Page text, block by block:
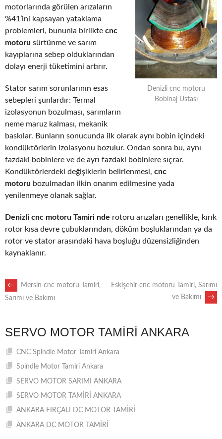
Denizli cnc motoru
Bobinaj Ustası
motorlarında görülen arızaların
%41’ini kapsayan yataklama
problemleri, bununla birlikte cnc
motoru sürtünme ve sarım
kayıplarına sebep olduklarından
dolayı enerji tüketimini artırır.
Stator sarım sorunlarının esas
sebepleri şunlardır: Termal
izolasyonun bozulması, sarımların
neme maruz kalması, mekanik
baskılar. Bunların sonucunda ilk olarak aynı bobin içindeki
kondüktörlerin izolasyonu bozulur. Ondan sonra bu, aynı
fazdaki bobinlere ve de ayrı fazdaki bobinlere sıçrar.
Kondüktörlerdeki değişiklerin belirlenmesi, cnc
motoru bozulmadan ilkin onarım edilmesine yada
yenilenmeye olanak sağlar.
Denizli cnc motoru Tamiri nde rotoru arızaları genellikle, kırık
rotor kısa devre çubuklarından, döküm boşluklarından ya da
rotor ve stator arasındaki hava boşluğu düzensizliğinden
kaynaklanır.
POST
←
Mersin cnc motoru Tamiri,
Sarımı ve Bakımı
Eskişehir cnc motoru Tamiri, Sarımı
ve Bakımı
→
SERVO MOTOR TAMIRI ANKARA
CNC Spindle Motor Tamiri Ankara
Spindle Motor Tamiri Ankara
SERVO MOTOR SARIMI ANKARA
SERVO MOTOR TAMİRİ ANKARA
ANKARA FIRÇALI DC MOTOR TAMİRİ
ANKARA DC MOTOR TAMİRİ